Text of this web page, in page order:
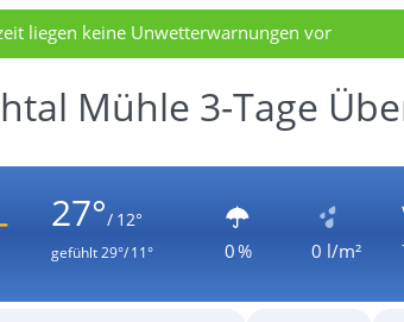
liegen keine Unwetterwarnungen vor
Mühle 3-Tage
27°/ 12°
gefühlt29°/ 11° 0 % 0 l/m²